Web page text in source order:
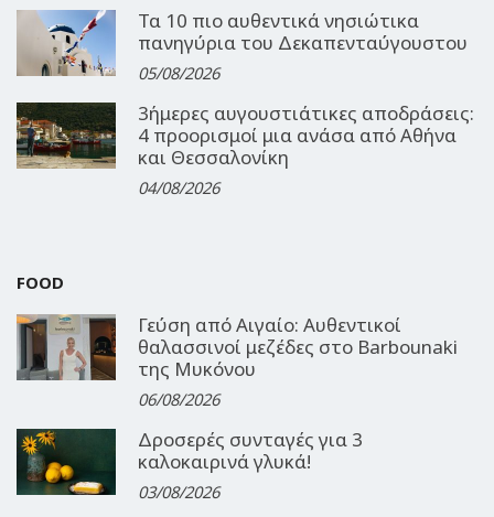
Τα 10 πιο αυθεντικά νησιώτικα
πανηγύρια του Δεκαπενταύγουστου
05/08/2026
3ήμερες αυγουστιάτικες αποδράσεις:
4 προορισμοί μια ανάσα από Αθήνα
και Θεσσαλονίκη
04/08/2026
FOOD
Γεύση από Αιγαίο: Αυθεντικοί
θαλασσινοί μεζέδες στο Barbounaki
της Μυκόνου
06/08/2026
Δροσερές συνταγές για 3
καλοκαιρινά γλυκά!
03/08/2026